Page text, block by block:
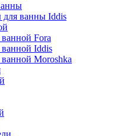
ванны Iddis
Fora
Iddis
Moroshka